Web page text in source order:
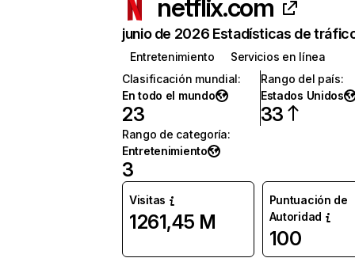
netflix.com
junio de 2026 Estadísticas de
Entretenimiento
Servicios en línea
Clasificación mundial:
En todo el mundo
23
Rango del país:
Estados Unidos
33
Rango de categoría:
Entretenimiento
3
Visitas
1261,45 M
Puntuación de
Autoridad
100